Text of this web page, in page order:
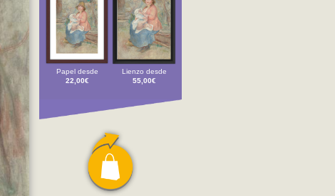
Papel desde
22,00€
Lienzo desde
55,00€